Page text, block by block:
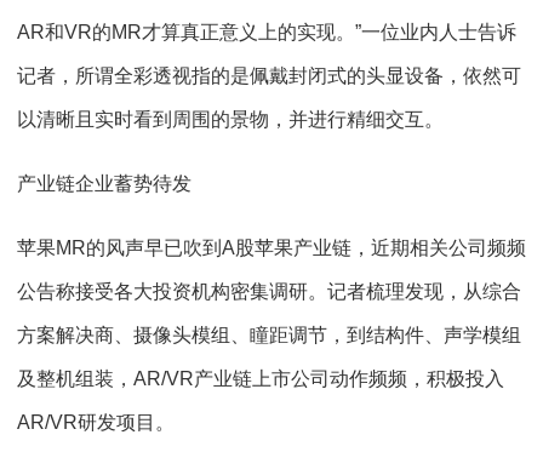
AR和VR的MR才算真正意义上的实现。”一位业内人士告诉
记者，所谓全彩透视指的是佩戴封闭式的头显设备，依然可
以清晰且实时看到周围的景物，并进行精细交互。
产业链企业蓄势待发
苹果MR的风声早已吹到A股苹果产业链，近期相关公司频频
公告称接受各大投资机构密集调研。记者梳理发现，从综合
方案解决商、摄像头模组、瞳距调节，到结构件、声学模组
及整机组装，AR/VR产业链上市公司动作频频，积极投入
AR/VR研发项目。